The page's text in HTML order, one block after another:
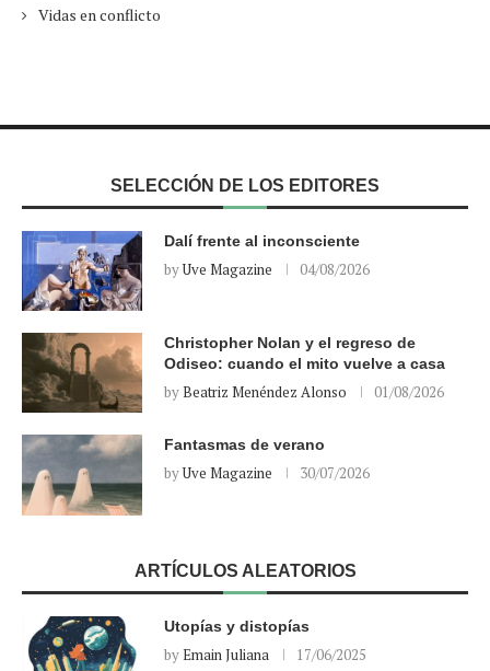
Vidas en conflicto
SELECCIÓN DE LOS EDITORES
Dalí frente al inconsciente
byUve Magazine 04/08/2026
Christopher Nolan y el regreso de
Odiseo: cuando el mito vuelve a casa
byBeatriz Menéndez Alonso 01/08/2026
Fantasmas de verano
byUve Magazine 30/07/2026
ARTÍCULOS ALEATORIOS
Utopías y distopías
byEmain Juliana 17/06/2025